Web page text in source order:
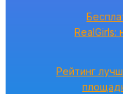
Рейтинг